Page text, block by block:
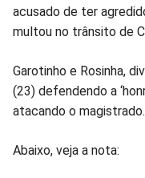
acusado de ter
multou no trânsito de
Garotinho e Rosinha,
(23) defendendo a
atacando o magistrado.
Abaixo, veja a nota: